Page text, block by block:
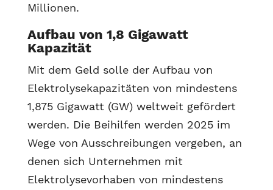
Millionen.
Aufbau von 1,8 Gigawatt
Kapazität
Mit dem Geld solle der Aufbau von
Elektrolysekapazitäten von mindestens
1,875 Gigawatt (GW) weltweit gefördert
werden. Die Beihilfen werden 2025 im
Wege von Ausschreibungen vergeben, an
denen sich Unternehmen mit
Elektrolysevorhaben von mindestens